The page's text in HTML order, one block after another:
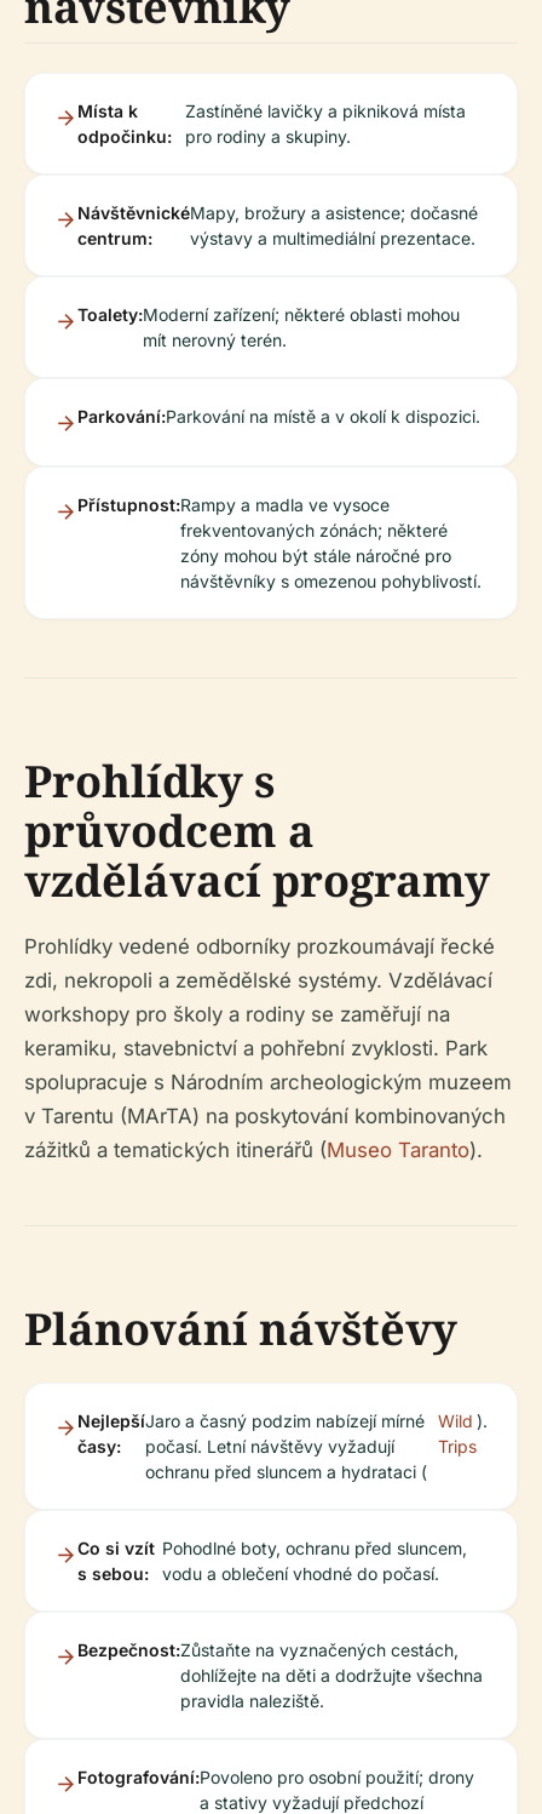
Místa k
odpočinku:
Zastíněné lavičky a pikniková místa
pro rodiny a skupiny.
Návštěvnické
centrum:
Mapy, brožury a asistence; dočasné
výstavy a multimediální prezentace.
Toalety:Moderní zařízení; některé oblasti mohou
mít nerovný terén.
Parkování:Parkování na místě a v okolí k dispozici.
Přístupnost:Rampy a madla ve vysoce
frekventovaných zónách; některé
zóny mohou být stále náročné pro
návštěvníky s omezenou pohyblivostí.
Prohlídky s
průvodcem a
vzdělávací programy
Prohlídky vedené odborníky prozkoumávají řecké
zdi, nekropoli a zemědělské systémy. Vzdělávací
workshopy pro školy a rodiny se zaměřují na
keramiku, stavebnictví a pohřební zvyklosti. Park
spolupracuje s Národním archeologickým muzeem
v Tarentu (MArTA) na poskytování kombinovaných
zážitků a tematických itinerářů (Museo Taranto).
Plánování návštěvy
Nejlepší
časy:
Jaro a časný podzim nabízejí mírné
počasí. Letní návštěvy vyžadují
ochranu před sluncem a hydrataci (
Wild
Trips
).
Co si vzít
s sebou:
Pohodlné boty, ochranu před sluncem,
vodu a oblečení vhodné do počasí.
Bezpečnost:Zůstaňte na vyznačených cestách,
dohlížejte na děti a dodržujte všechna
pravidla naleziště.
Fotografování:Povoleno pro osobní použití; drony
a stativy vyžadují předchozí